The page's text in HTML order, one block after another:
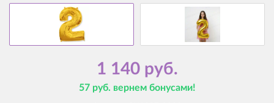
1 140 руб.
57 руб. вернем бонусами!